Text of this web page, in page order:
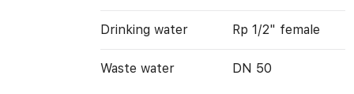
Drinking water Rp 1/2" female
Waste water DN 50